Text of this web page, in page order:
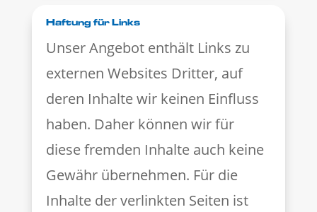
Haftung für Links
Unser Angebot enthält Links zu
externen Websites Dritter, auf
deren Inhalte wir keinen Einfluss
haben. Daher können wir für
diese fremden Inhalte auch keine
Gewähr übernehmen. Für die
Inhalte der verlinkten Seiten ist